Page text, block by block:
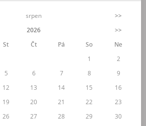
srpen
>>
2026
>>
St Čt Pá So
Ne
1
2
5 6 7 8
9
12 13 14 15
16
19 20 21 22
23
26 27 28 29
30